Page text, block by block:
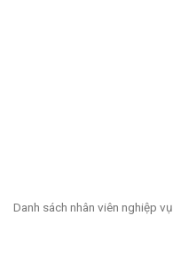
Danh sách nhân viên nghiệp vụ